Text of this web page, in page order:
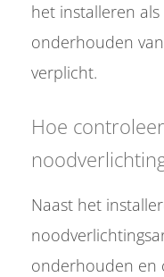
het installeren
onderhouden
verplicht.
Hoe
Naast het
onderhouden en